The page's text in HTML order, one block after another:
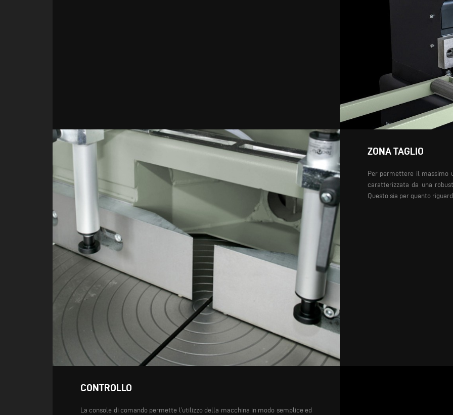
ZONA TAGLIO
Per permettere il massimo
caratterizzata da una
Questo sia per quanto
CONTROLLO
La console di comando permette l’utilizzo della macchina in modo semplice ed